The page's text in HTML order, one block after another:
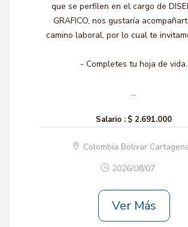
que se perfilen en el cargo de
GRAFICO, nos gustaría
camino laboral, por lo cual te
- Completes tu hoja de vida.
...
Salario : $ 2.691.000
Colombia Bolivar
2026/08/07
Ver Más